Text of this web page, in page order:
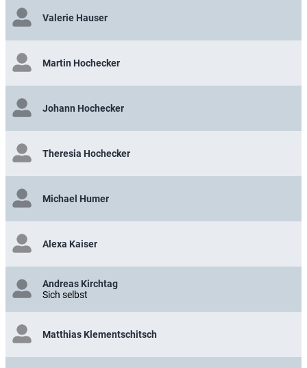
Valerie Hauser
Martin Hochecker
Johann Hochecker
Theresia Hochecker
Michael Humer
Alexa Kaiser
Andreas Kirchtag
Sich selbst
Matthias Klementschitsch